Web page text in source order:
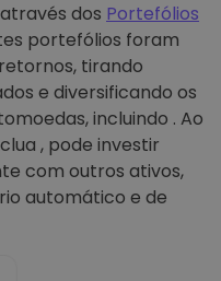
dos Portefólios
portefólios foram
tirando
e diversificando os
incluindo . Ao
, pode investir
com outros ativos,
automático e de